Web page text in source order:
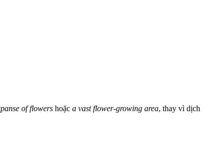
of flowers hoặc a vast flower-growing area, thay vì dịch